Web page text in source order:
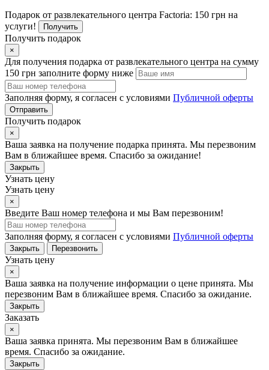
Подарок от развлекательного центра Factoria: 150 грн на
услуги!
Получить
Получить подарок
×
Для получения подарка от развлекательного центра на сумму
150 грн заполните форму ниже
Заполняя форму, я согласен с условиями Публичной оферты
Отправить
Получить подарок
×
Ваша заявка на получение подарка принята. Мы перезвоним
Вам в ближайшее время. Спасибо за ожидание!
Закрыть
Узнать цену
Узнать цену
×
Введите Ваш номер телефона и мы Вам перезвоним!
Заполняя форму, я согласен с условиями Публичной оферты
Закрыть Перезвонить
Узнать цену
×
Ваша заявка на получение информации о цене принята. Мы
перезвоним Вам в ближайшее время. Спасибо за ожидание.
Закрыть
Заказать
×
Ваша заявка принята. Мы перезвоним Вам в ближайшее
время. Спасибо за ожидание.
Закрыть